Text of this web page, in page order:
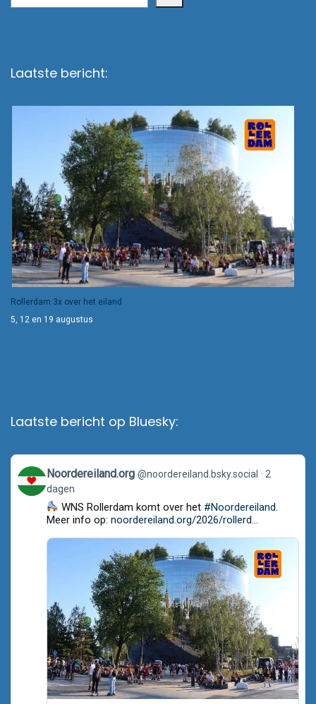
Laatste bericht:
Rollerdam 3x over het eiland
5, 12 en 19 augustus
Laatste bericht op Bluesky:
View
post
by
Noordereiland.org
Bluesky
Noordereiland.org @noordereiland.bsky.social
2
dagen
WNS Rollerdam komt over het #Noordereiland
Meer info op: noordereiland.org/2026/rollerd...